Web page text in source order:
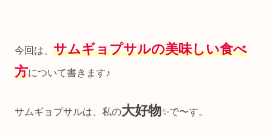
今回は、 サムギョプサルの美味しい食べ
方について書きます♪
サムギョプサルは、私の大好物✨で〜す。